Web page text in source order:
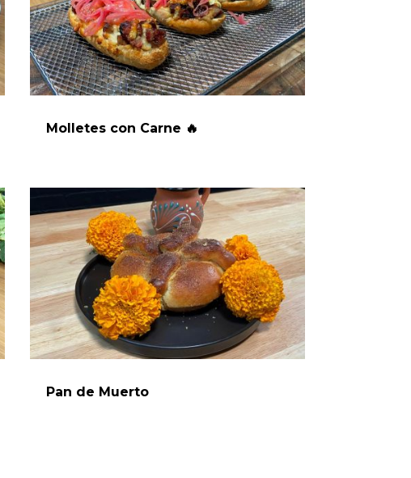
Molletes con Carne 🔥
Pan de Muerto